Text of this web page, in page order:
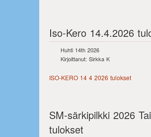
Iso-Kero 14.4.2026
Huhti 14th 2026
Kirjoittanut: Sirkka K
ISO-KERO 14 4 2026 tulokset
SM-särkipilkki 2026
tulokset